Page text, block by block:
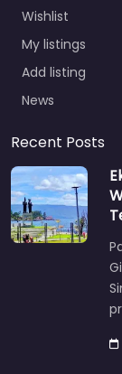
Wishlist
My listings
Add listing
News
Recent Posts